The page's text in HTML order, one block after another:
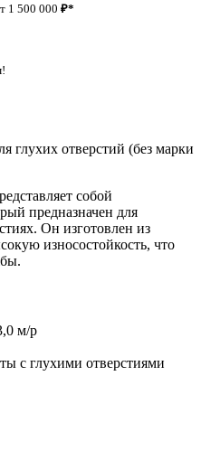
1 500 000 ₽*
отверстий (без марки
собой
предназначен для
Он изготовлен из
износостойкость, что
м/р
с глухими отверстиями